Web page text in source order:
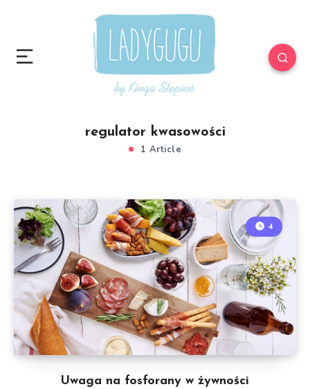
regulator kwasowości
1 Article
Uwaga na fosforany w żywności
4